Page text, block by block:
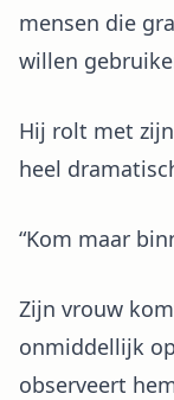
mensen die
willen
Hij rolt met
heel
“Kom maar
Zijn vrouw
onmiddellijk
observeert